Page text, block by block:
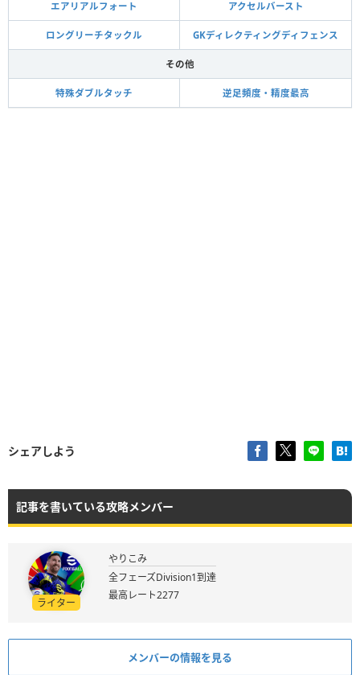
エアリアルフォート アクセルバースト
ロングリーチタックル GKディレクティングディフェンス
その他
特殊ダブルタッチ 逆足頻度・精度最高
シェアしよう
記事を書いている攻略メンバー
ライター
やりこみ
全フェーズDivision1到達
最高レート2277
メンバーの情報を見る